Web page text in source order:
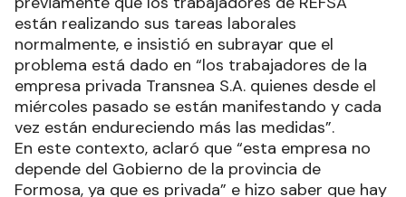
están realizando sus tareas laborales
normalmente, e insistió en subrayar que el
problema está dado en “los trabajadores de la
empresa privada Transnea S.A. quienes desde el
miércoles pasado se están manifestando y cada
vez están endureciendo más las medidas”.
En este contexto, aclaró que “esta empresa no
depende del Gobierno de la provincia de
Formosa, ya que es privada” e hizo saber que hay